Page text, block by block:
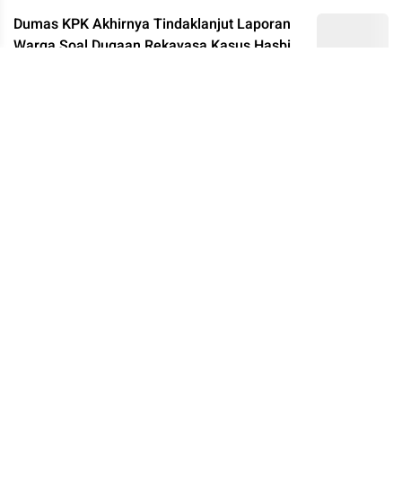
Dumas KPK Akhirnya Tindaklanjut Laporan
Warga Soal Dugaan Rekayasa Kasus Hasbi